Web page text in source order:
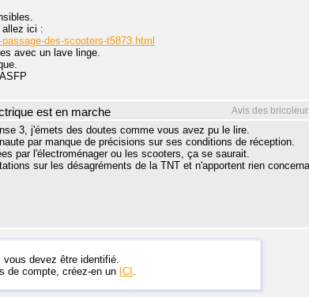
ici :
des-scooters-t5873.html
avec un lave linge.
Avis des
est en marche
3, j'émets des doutes comme vous avez pu le lire.
par manque de précisions sur ses conditions de réception.
par l'électroménager ou les scooters, ça se saurait.
sur les désagréments de la TNT et n'apportent rien
vous devez être identifié.
de compte, créez-en un ICI .